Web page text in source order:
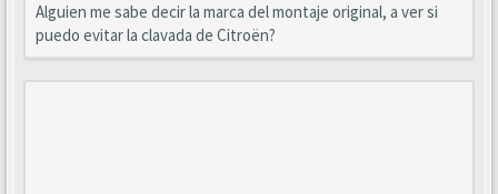
Alguien me sabe decir la marca del montaje original, a ver si
puedo evitar la clavada de Citroën?